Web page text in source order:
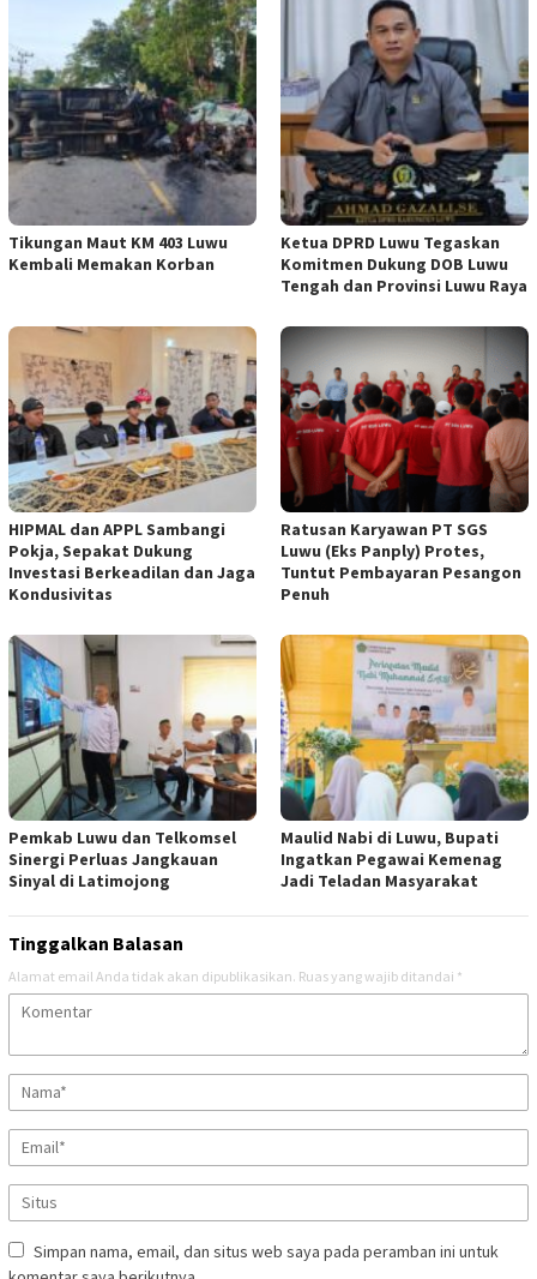
Tikungan Maut KM 403 Luwu
Kembali Memakan Korban
Ketua DPRD Luwu Tegaskan
Komitmen Dukung DOB Luwu
Tengah dan Provinsi Luwu Raya
HIPMAL dan APPL Sambangi
Pokja, Sepakat Dukung
Investasi Berkeadilan dan Jaga
Kondusivitas
Ratusan Karyawan PT SGS
Luwu (Eks Panply) Protes,
Tuntut Pembayaran Pesangon
Penuh
Pemkab Luwu dan Telkomsel
Sinergi Perluas Jangkauan
Sinyal di Latimojong
Maulid Nabi di Luwu, Bupati
Ingatkan Pegawai Kemenag
Jadi Teladan Masyarakat
Tinggalkan Balasan
Alamat email Anda tidak akan dipublikasikan. Ruas yang wajib ditandai *
Simpan nama, email, dan situs web saya pada peramban ini untuk